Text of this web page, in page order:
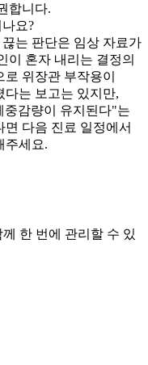
합니다.
요?
는 판단은 임상 자료가
이 혼자 내리는 결정의
위장관 부작용이
다는 보고는 있지만,
중감량이 유지된다"는
다음 진료 일정에서
주세요.
한 번에 관리할 수 있